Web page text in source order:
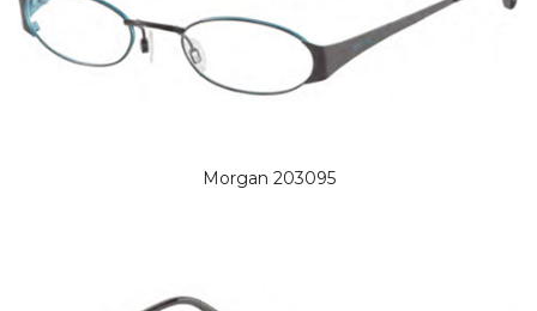
Morgan 203095